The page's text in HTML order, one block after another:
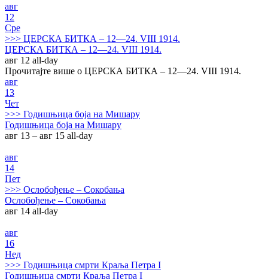
авг
12
Сре
>>> ЦЕРСКА БИТКА – 12—24. VIII 1914.
ЦЕРСКА БИТКА – 12—24. VIII 1914.
авг 12 all-day
Прочитајте више о ЦЕРСКА БИТКА – 12—24. VIII 1914.
авг
13
Чет
>>> Годишњица боја на Мишару
Годишњица боја на Мишару
авг 13 – авг 15 all-day
авг
14
Пет
>>> Ослобођење – Сокобања
Ослобођење – Сокобања
авг 14 all-day
авг
16
Нед
>>> Годишњица смрти Краља Петра I
Годишњица смрти Краља Петра I